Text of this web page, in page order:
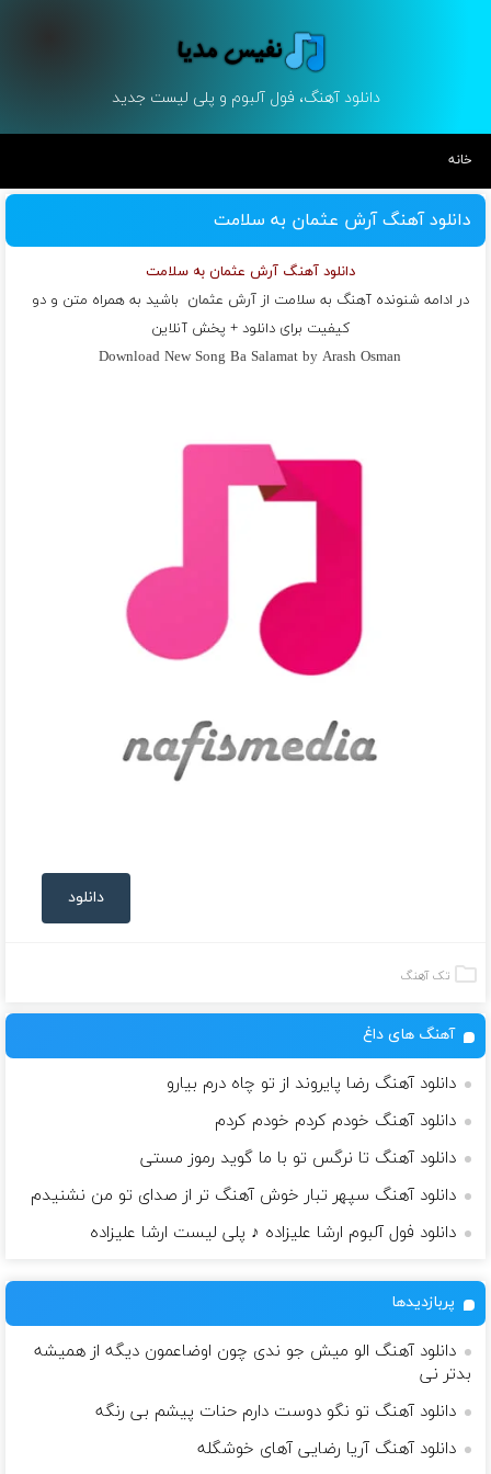
دانلود آهنگ، فول آلبوم و پلی لیست جدید
خانه
دانلود آهنگ آرش عثمان به سلامت
دانلود آهنگ آرش عثمان به سلامت
در ادامه شنونده آهنگ به سلامت ازآرش عثمان باشید به همراه متن و دو
کیفیت برای دانلود + پخش آنلاین
Download New Song Ba Salamat by Arash Osman
دانلود
تک آهنگ
آهنگ های داغ
دانلود آهنگ رضا پایروند از تو چاه درم بیارو
دانلود آهنگ خودم کردم خودم کردم
دانلود آهنگ تا نرگس تو با ما گوید رموز مستی
دانلود آهنگ سپهر تبار خوش آهنگ تر از صدای تو من نشنیدم
دانلود فول آلبوم ارشا علیزاده ♪ پلی لیست ارشا علیزاده
پربازدیدها
دانلود آهنگ الو میش جو ندی چون اوضاعمون دیگه از همیشه
بدتر نی
دانلود آهنگ تو نگو دوست دارم حنات پیشم بی رنگه
دانلود آهنگ آریا رضایی آهای خوشگله